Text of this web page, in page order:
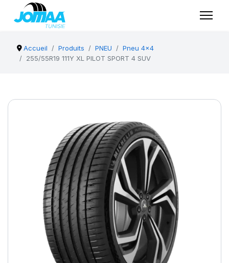
Accueil Produits PNEU
Pneu 4x4
255/55R19 111Y XL PILOT SPORT 4 SUV